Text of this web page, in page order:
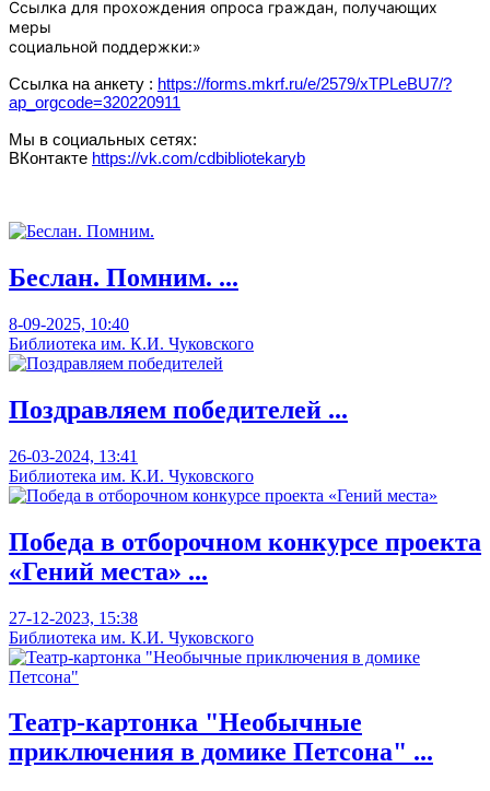
Ссылка для прохождения опроса граждан, получающих
меры
социальной поддержки:»
Ссылка на анкету : https://forms.mkrf.ru/e/2579/xTPLeBU7/?
ap_orgcode=320220911
Мы в социальных сетях:
ВКонтакте https://vk.com/cdbibliotekaryb
Беслан. Помним. ...
8-09-2025, 10:40
Библиотека им. К.И. Чуковского
Поздравляем победителей ...
26-03-2024, 13:41
Библиотека им. К.И. Чуковского
Победа в отборочном конкурсе проекта
«Гений места» ...
27-12-2023, 15:38
Библиотека им. К.И. Чуковского
Театр-картонка "Необычные
приключения в домике Петсона" ...